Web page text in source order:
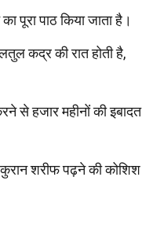
पूरा पाठ किया जाता है।
कद्र की रात होती है,
से हजार महीनों की इबादत
कुरान शरीफ पढ़ने की कोशिश